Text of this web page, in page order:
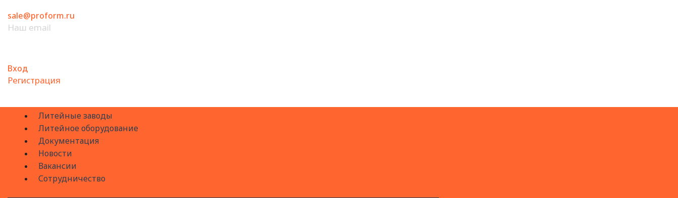
sale@proform.ru
Наш email
Вход
Регистрация
Литейные заводы
Литейное оборудование
Документация
Новости
Вакансии
Сотрудничество